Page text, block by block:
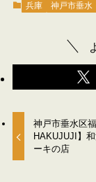
兵庫 神戸市垂水
神戸市垂水区
HAKUJUJI】
ーキの店